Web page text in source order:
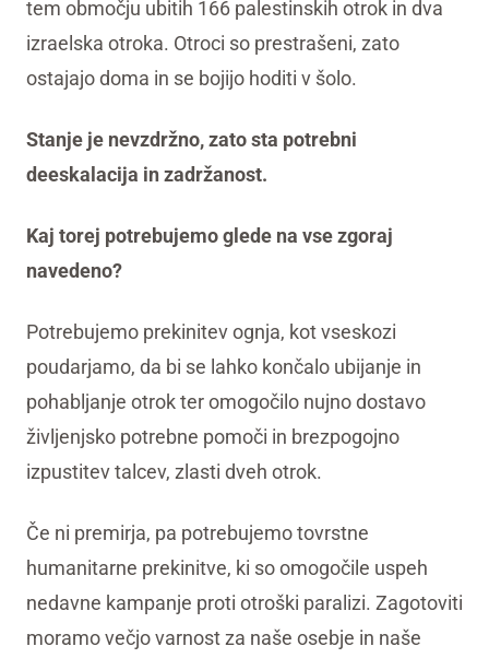
tem območju ubitih 166 palestinskih otrok in dva
izraelska otroka. Otroci so prestrašeni, zato
ostajajo doma in se bojijo hoditi v šolo.
Stanje je nevzdržno, zato sta potrebni
deeskalacija in zadržanost.
Kaj torej potrebujemo glede na vse zgoraj
navedeno?
Potrebujemo prekinitev ognja, kot vseskozi
poudarjamo, da bi se lahko končalo ubijanje in
pohabljanje otrok ter omogočilo nujno dostavo
življenjsko potrebne pomoči in brezpogojno
izpustitev talcev, zlasti dveh otrok.
Če ni premirja, pa potrebujemo tovrstne
humanitarne prekinitve, ki so omogočile uspeh
nedavne kampanje proti otroški paralizi. Zagotoviti
moramo večjo varnost za naše osebje in naše